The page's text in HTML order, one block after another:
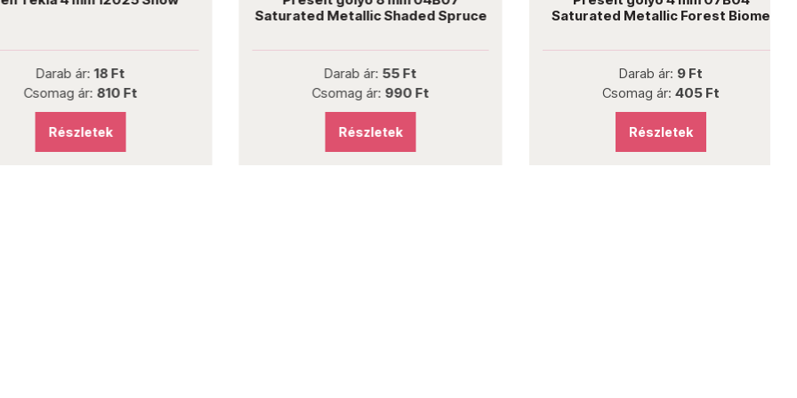
Darab ár: 18 Ft
Csomag ár: 810 Ft
Részletek
Saturated Metallic Shaded Spruce
Darab ár: 55 Ft
Csomag ár: 990 Ft
Részletek
Saturated Metallic Forest Biome
Darab ár: 9 Ft
Csomag ár: 405 Ft
Részletek